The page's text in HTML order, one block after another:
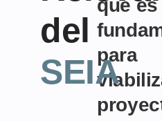
del
SEIA
qué es
para